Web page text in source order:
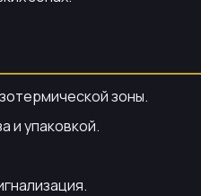
зоны.
и упаковкой.